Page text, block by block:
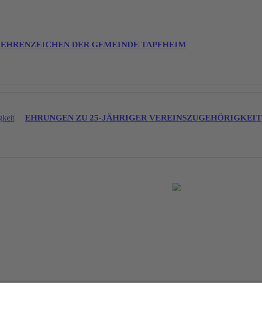
EHRENZEICHEN DER GEMEINDE TAPFHEIM
EHRUNGEN ZU 25-JÄHRIGER VEREINSZUGEHÖRIGKEIT